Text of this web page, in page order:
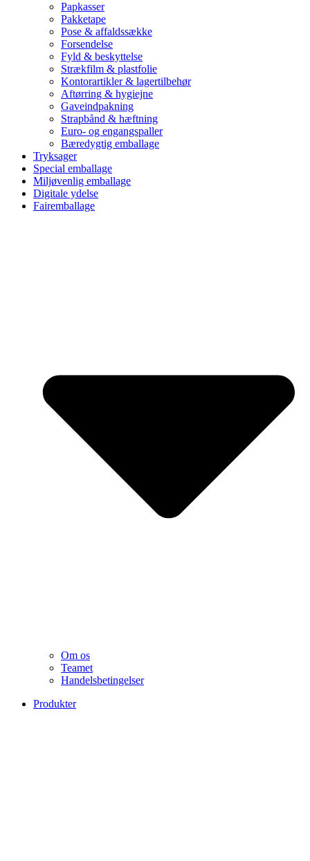
Papkasser
Pakketape
Pose & affaldssække
Forsendelse
Fyld & beskyttelse
Strækfilm & plastfolie
Kontorartikler & lagertilbehør
Aftørring & hygiejne
Gaveindpakning
Strapbånd & hæftning
Euro- og engangspaller
Bæredygtig emballage
Tryksager
Special emballage
Miljøvenlig emballage
Digitale ydelse
Fairemballage
Om os
Teamet
Handelsbetingelser
Produkter